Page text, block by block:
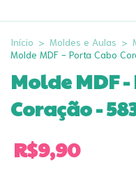
Início > Moldes e Aulas >
Molde MDF - Porta Cabo
Molde MDF
Coração -
R$9,90